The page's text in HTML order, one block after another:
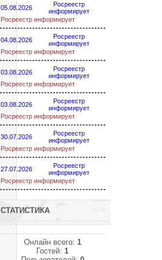
05.08.2026
Росреестр
информирует
Росреестр информирует
04.08.2026
Росреестр
информирует
Росреестр информирует
03.08.2026
Росреестр
информирует
Росреестр информирует
03.08.2026
Росреестр
информирует
Росреестр информирует
30.07.2026
Росреестр
информирует
Росреестр информирует
27.07.2026
Росреестр
информирует
Росреестр информирует
СТАТИСТИКА
Онлайн всего: 1
Гостей:1